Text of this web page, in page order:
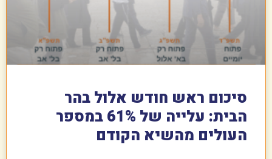
סיכום ראש חודש אלול בהר
הבית: עלייה של 61% במספר
העולים מהשיא הקודם